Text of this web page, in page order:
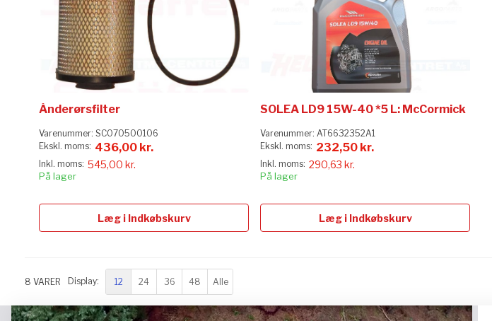
545,00 kr.
436,00 kr.
Ånderørsfilter
Varenummer: SC070500106
På lager
Læg i Indkøbskurv
290,63 kr.
232,50 kr.
SOLEA LD9 15W-40 *5 L: McCormick
Varenummer: AT6632352A1
På lager
Læg i Indkøbskurv
8 VARER Display: 12 24 36 48 Alle